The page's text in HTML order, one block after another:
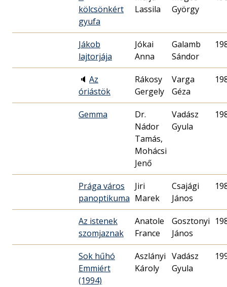
kölcsönkért
gyufa
Lassila
György
Jákob
lajtorjája
Jókai
Anna
Galamb
Sándor
🔈 Az
óriástök
Rákosy
Gergely
Varga
Géza
Gemma
Dr.
Nádor
Tamás,
Mohácsi
Jenő
Vadász
Gyula
Prága város
panoptikuma
Jiri
Marek
Csajági
János
Az istenek
szomjaznak
Anatole
France
Gosztonyi
János
Sok hűhó
Emmiért
(1994)
Aszlányi
Károly
Vadász
Gyula